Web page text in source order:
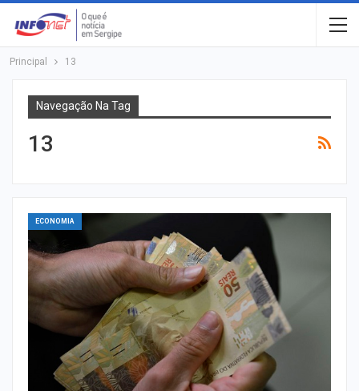
Principal 13
Navegação Na Tag
13
ECONOMIA